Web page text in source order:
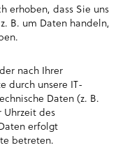
erhoben, dass Sie uns
B. um Daten handeln,
nach Ihrer
durch unsere IT-
Daten (z. B.
Uhrzeit des
erfolgt
betreten.